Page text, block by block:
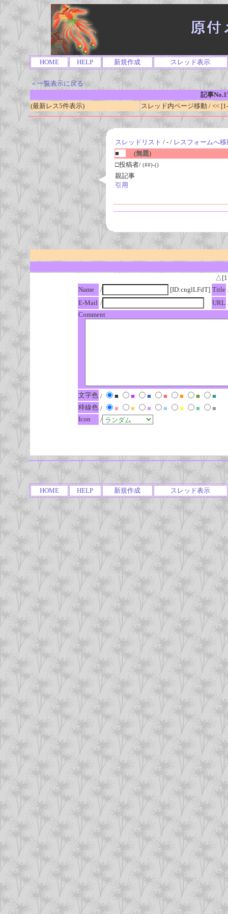
HOME HELP 新規作成 スレッド表示
＜一覧表示に戻る
記事
(最新レス5件表示)
スレッド内ページ移動 / <<
スレッドリスト / - / レスフォームへ移
■
(無題)
□投稿者/ (##)-()
親記事
引用
Name
/ [ID:cnglLFdT] Title
E-Mail / URL
Comment
文字色 / ■ ■ ■ ■ ■ ■
■
枠線色 / ■ ■ ■ ■ ■ ■
■
Icon
/
HOME HELP 新規作成 スレッド表示